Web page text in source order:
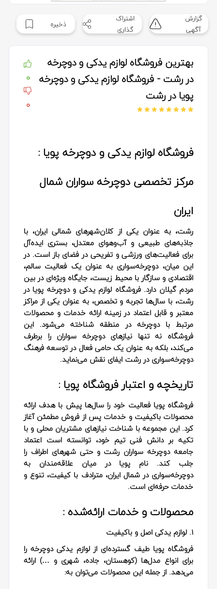
گزارش
آگهی
اشتراک
گذاری
ذخیره
بهترین فروشگاه لوازم یدکی و دوچرخه
در رشت - فروشگاه لوازم یدکی و دوچرخه
پویا در رشت
0
0
فروشگاه لوازم یدکی و دوچرخه پویا :
مرکز تخصصی دوچرخه‌ سواران شمال
ایران
رشت، به عنوان یکی از کلان‌شهرهای شمالی ایران، با
جاذبه‌های طبیعی و آب‌وهوای معتدل، بستری ایده‌آل
برای فعالیت‌های ورزشی و تفریحی در فضای باز است. در
این میان، دوچرخه‌سواری به عنوان یک فعالیت سالم،
اقتصادی و سازگار با محیط زیست، جایگاه ویژه‌ای در بین
مردم گیلان دارد. فروشگاه لوازم یدکی و دوچرخه پویا در
رشت، با سال‌ها تجربه و تخصص، به عنوان یکی از مراکز
معتبر و قابل اعتماد در زمینه ارائه خدمات و محصولات
مرتبط با دوچرخه در منطقه شناخته می‌شود. این
فروشگاه نه تنها نیازهای دوچرخه‌ سواران را برطرف
می‌کند، بلکه به عنوان یک حامی فعال در توسعه فرهنگ
دوچرخه‌سواری در رشت ایفای نقش می‌نماید.
تاریخچه و اعتبار فروشگاه پویا :
فروشگاه پویا فعالیت خود را سال‌ها پیش با هدف ارائه
محصولات باکیفیت و خدمات پس از فروش مطمئن آغاز
کرد. این مجموعه با شناخت نیازهای مشتریان محلی و با
تکیه بر دانش فنی تیم خود، توانسته است اعتماد
جامعه دوچرخه‌ سواران رشت و حتی شهرهای اطراف را
جلب کند. نام پویا در میان علاقه‌مندان به
دوچرخه‌سواری در شمال ایران، مترادف با کیفیت، تنوع و
خدمات حرفه‌ای است.
محصولات و خدمات ارائه‌شده :
۱. لوازم یدکی اصل و باکیفیت
فروشگاه پویا طیف گسترده‌ای از لوازم یدکی دوچرخه را
برای انواع مدل‌ها (کوهستان، جاده، شهری و …) ارائه
می‌دهد. از جمله این محصولات می‌توان به: